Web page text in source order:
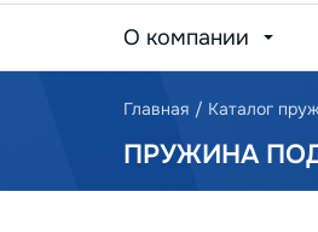
О компании
Главная / Каталог
ПРУЖИНА